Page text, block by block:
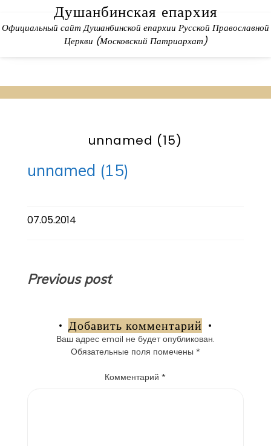
content
Душанбинская епархия
Официальный сайт Душанбинской епархии Русской Православной
Церкви (Московский Патриархат)
unnamed (15)
unnamed (15)
07.05.2014
Навигация
записям
Previous post
Добавить комментарий
Ваш адрес email не будет опубликован.
Обязательные поля помечены *
Комментарий*